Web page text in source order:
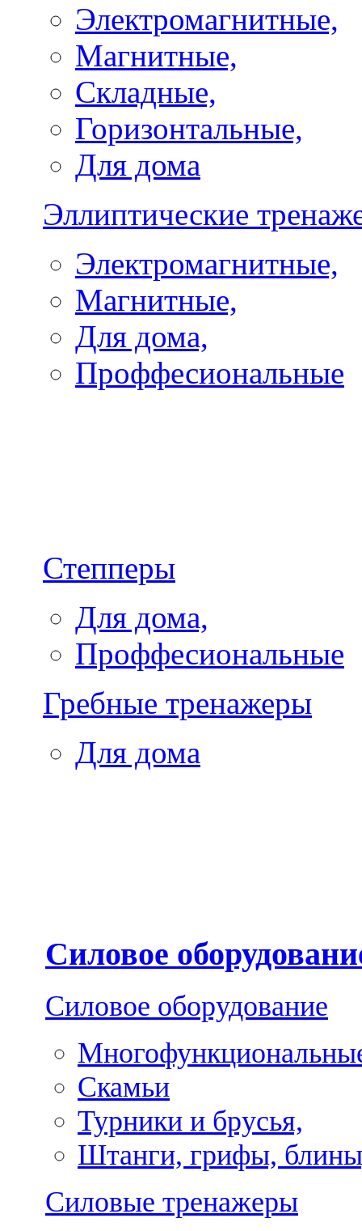
Электромагнитные,
Магнитные,
Складные,
Горизонтальные,
Для дома
Эллиптические
Электромагнитные,
Магнитные,
Для дома,
Проффесиональные
Степперы
Для дома,
Проффесиональные
Гребные тренажеры
Для дома
Силовое
Силовое оборудование
Скамьи
Турники и брусья,
Штанги, грифы,
Силовые тренажеры